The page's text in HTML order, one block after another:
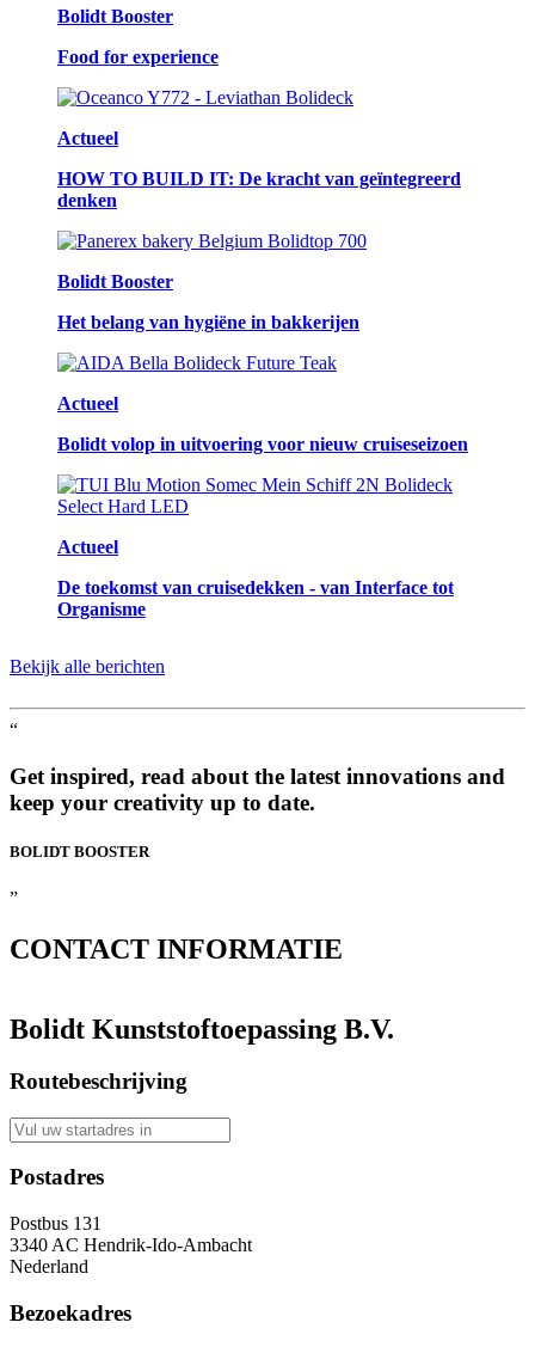
Bolidt Booster
Food for experience
Actueel
HOW TO BUILD IT: De kracht van geïntegreerd
denken
Bolidt Booster
Het belang van hygiëne in bakkerijen
Actueel
Bolidt volop in uitvoering voor nieuw cruiseseizoen
Actueel
De toekomst van cruisedekken - van Interface tot
Organisme
Bekijk alle berichten
“
Get inspired, read about the latest innovations and
keep your creativity up to date.
BOLIDT BOOSTER
”
CONTACT INFORMATIE
Bolidt Kunststoftoepassing B.V.
Routebeschrijving
Postadres
Postbus 131
3340 AC Hendrik-Ido-Ambacht
Nederland
Bezoekadres